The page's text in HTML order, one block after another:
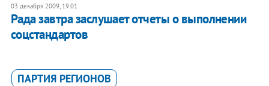
03 декабря 2009, 19:01
Рада завтра заслушает отчеты о выполнении
соцстандартов
ПАРТИЯ РЕГИОНОВ